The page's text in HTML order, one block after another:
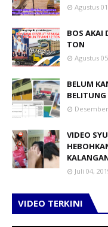
Agustus
BOS AKAI
TON
Agustus
BELUM
BELITUNG
VIDEO
Juli 04,
VIDEO TERKINI